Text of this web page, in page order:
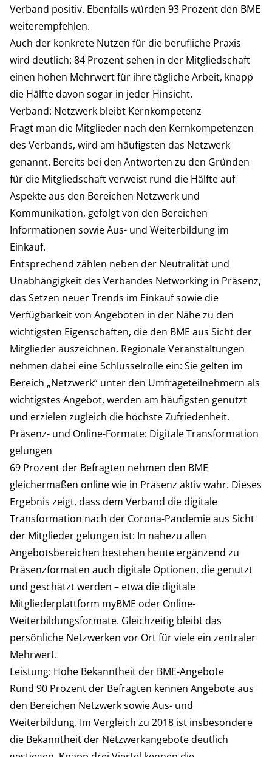
Verband positiv. Ebenfalls würden 93 Prozent den BME
weiterempfehlen.
Auch der konkrete Nutzen für die berufliche Praxis
wird deutlich: 84 Prozent sehen in der Mitgliedschaft
einen hohen Mehrwert für ihre tägliche Arbeit, knapp
die Hälfte davon sogar in jeder Hinsicht.
Verband: Netzwerk bleibt Kernkompetenz
Fragt man die Mitglieder nach den Kernkompetenzen
des Verbands, wird am häufigsten das Netzwerk
genannt. Bereits bei den Antworten zu den Gründen
für die Mitgliedschaft verweist rund die Hälfte auf
Aspekte aus den Bereichen Netzwerk und
Kommunikation, gefolgt von den Bereichen
Informationen sowie Aus- und Weiterbildung im
Einkauf.
Entsprechend zählen neben der Neutralität und
Unabhängigkeit des Verbandes Networking in Präsenz,
das Setzen neuer Trends im Einkauf sowie die
Verfügbarkeit von Angeboten in der Nähe zu den
wichtigsten Eigenschaften, die den BME aus Sicht der
Mitglieder auszeichnen. Regionale Veranstaltungen
nehmen dabei eine Schlüsselrolle ein: Sie gelten im
Bereich „Netzwerk“ unter den Umfrageteilnehmern als
wichtigstes Angebot, werden am häufigsten genutzt
und erzielen zugleich die höchste Zufriedenheit.
Präsenz- und Online-Formate: Digitale Transformation
gelungen
69 Prozent der Befragten nehmen den BME
gleichermaßen online wie in Präsenz aktiv wahr. Dieses
Ergebnis zeigt, dass dem Verband die digitale
Transformation nach der Corona-Pandemie aus Sicht
der Mitglieder gelungen ist: In nahezu allen
Angebotsbereichen bestehen heute ergänzend zu
Präsenzformaten auch digitale Optionen, die genutzt
und geschätzt werden – etwa die digitale
Mitgliederplattform myBME oder Online-
Weiterbildungsformate. Gleichzeitig bleibt das
persönliche Netzwerken vor Ort für viele ein zentraler
Mehrwert.
Leistung: Hohe Bekanntheit der BME-Angebote
Rund 90 Prozent der Befragten kennen Angebote aus
den Bereichen Netzwerk sowie Aus- und
Weiterbildung. Im Vergleich zu 2018 ist insbesondere
die Bekanntheit der Netzwerkangebote deutlich